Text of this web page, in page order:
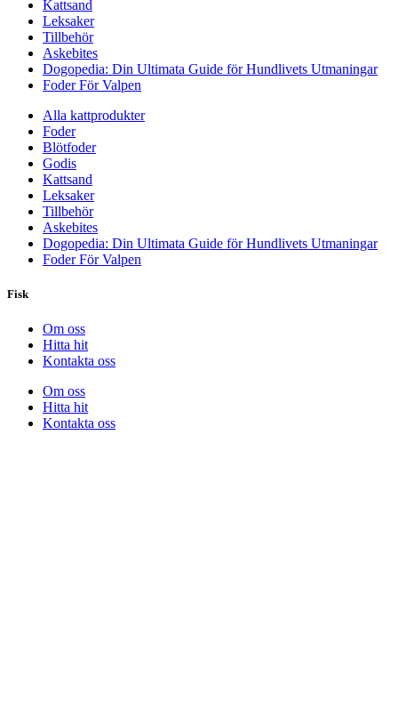
Kattsand
Leksaker
Tillbehör
Askebites
Dogopedia: Din Ultimata Guide för Hundlivets Utmaningar
Foder För Valpen
Alla kattprodukter
Foder
Blötfoder
Godis
Kattsand
Leksaker
Tillbehör
Askebites
Dogopedia: Din Ultimata Guide för Hundlivets Utmaningar
Foder För Valpen
Fisk
Om oss
Hitta hit
Kontakta oss
Om oss
Hitta hit
Kontakta oss